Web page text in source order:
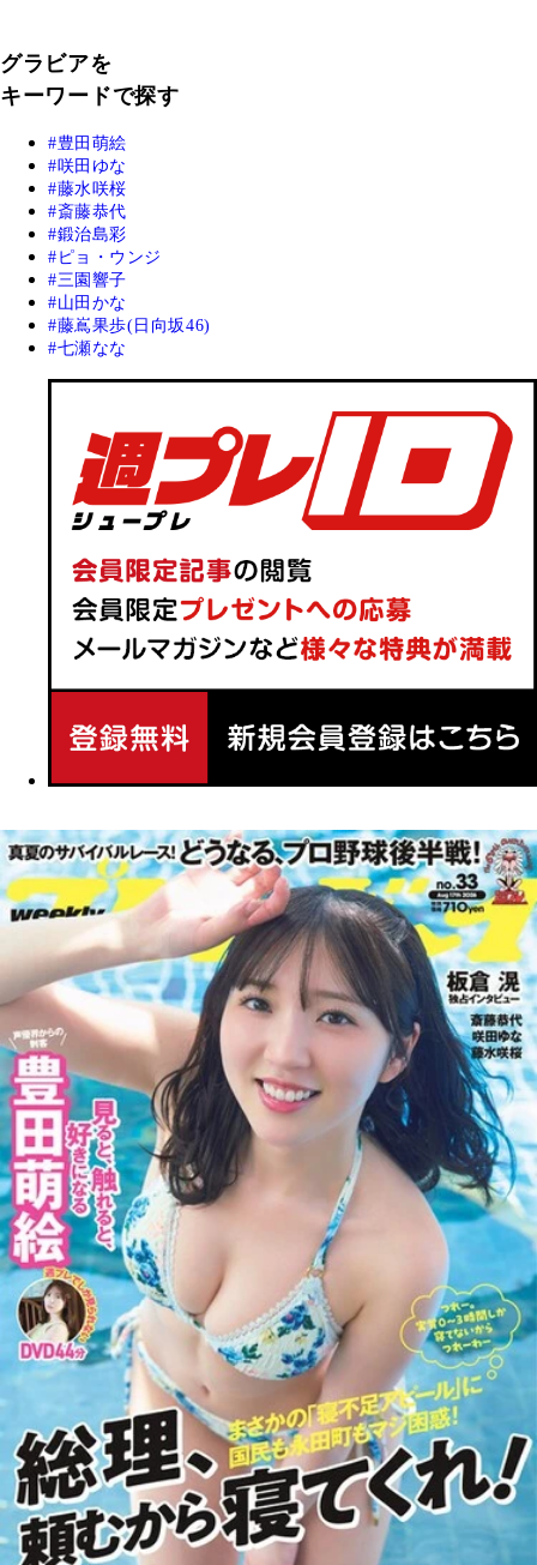
グラビアを
キーワードで探す
豊田萌絵
咲田ゆな
藤水咲桜
斎藤恭代
鍛治島彩
ピョ・ウンジ
三園響子
山田かな
藤嶌果歩(日向坂46)
七瀬なな